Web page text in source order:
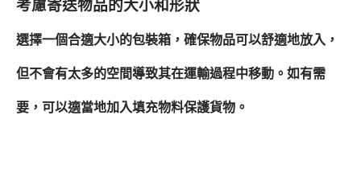
考慮寄送物品的大小和形狀
選擇一個合適大小的包裝箱，確保物品可以舒適地放入，
但不會有太多的空間導致其在運輸過程中移動。如有需
要，可以適當地加入填充物料保護貨物。